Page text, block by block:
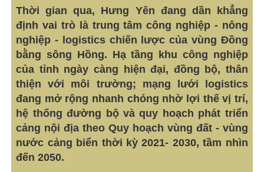
của tỉnh ngày càng hiện đại, đồng bộ, thân
thiện với môi trường; mạng lưới logistics
đang mở rộng nhanh chóng nhờ lợi thế vị trí,
hệ thống đường bộ và quy hoạch phát triển
cảng nội địa theo Quy hoạch vùng đất - vùng
nước cảng biển thời kỳ 2021- 2030, tầm nhìn
đến 2050.
Hiện nay, Hưng Yên đã quy hoạch phát triển
43 khu công nghiệp với tổng diện tích hơn
13.500 ha (trong đó 18 khu đã được thành
lập), diện tích mặt bằng sạch sẵn sàng cho